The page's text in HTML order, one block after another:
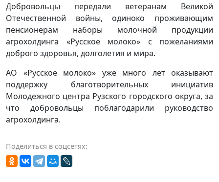
Добровольцы передали ветеранам Великой
Отечественной войны, одиноко проживающим
пенсионерам наборы молочной продукции
агрохолдинга «Русское молоко» с пожеланиями
доброго здоровья, долголетия и мира.
АО «Русское молоко» уже много лет оказывают
поддержку благотворительных инициатив
Молодежного центра Рузского городского округа, за
что добровольцы поблагодарили руководство
агрохолдинга.
Поделиться в соцсетях: